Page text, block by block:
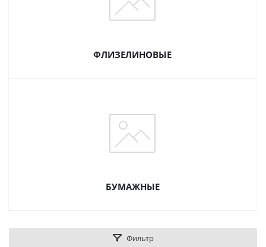
ФЛИЗЕЛИНОВЫЕ
БУМАЖНЫЕ
Фильтр